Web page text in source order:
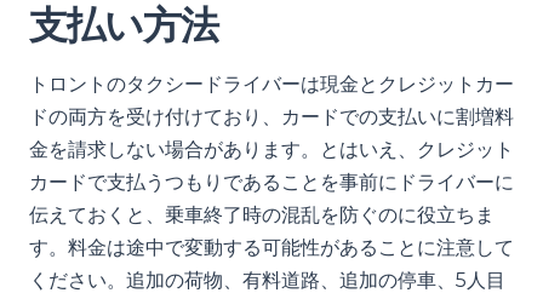
支払い方法
トロントのタクシードライバーは現金とクレジットカー
ドの両方を受け付けており、カードでの支払いに割増料
金を請求しない場合があります。とはいえ、クレジット
カードで支払うつもりであることを事前にドライバーに
伝えておくと、乗車終了時の混乱を防ぐのに役立ちま
す。料金は途中で変動する可能性があることに注意して
ください。追加の荷物、有料道路、追加の停車、5人目